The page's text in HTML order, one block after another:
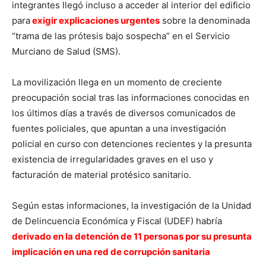
integrantes llegó incluso a acceder al interior del edificio
paraexigir explicaciones urgentes sobre la denominada
“trama de las prótesis bajo sospecha” en el Servicio
Murciano de Salud (SMS).
La movilización llega en un momento de creciente
preocupación social tras las informaciones conocidas en
los últimos días a través de diversos comunicados de
fuentes policiales, que apuntan a una investigación
policial en curso con detenciones recientes y la presunta
existencia de irregularidades graves en el uso y
facturación de material protésico sanitario.
Según estas informaciones, la investigación de la Unidad
de Delincuencia Económica y Fiscal (UDEF) habría
derivado en la detención de 11 personas por su presunta
implicación en una red de corrupción sanitaria